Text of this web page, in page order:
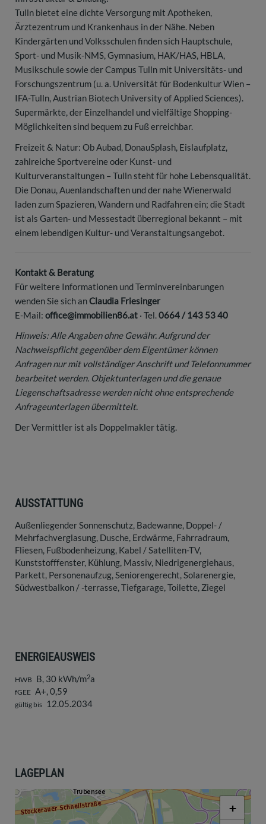
Tulln bietet eine dichte Versorgung mit Apotheken,
Ärztezentrum und Krankenhaus in der Nähe. Neben
Kindergärten und Volksschulen finden sich Hauptschule,
Sport- und Musik-NMS, Gymnasium, HAK/HAS, HBLA,
Musikschule sowie der Campus Tulln mit Universitäts- und
Forschungszentrum (u. a. Universität für Bodenkultur Wien –
IFA-Tulln, Austrian Biotech University of Applied Sciences).
Supermärkte, der Einzelhandel und vielfältige Shopping-
Möglichkeiten sind bequem zu Fuß erreichbar.
Freizeit & Natur: Ob Aubad, DonauSplash, Eislaufplatz,
zahlreiche Sportvereine oder Kunst- und
Kulturveranstaltungen – Tulln steht für hohe Lebensqualität.
Die Donau, Auenlandschaften und der nahe Wienerwald
laden zum Spazieren, Wandern und Radfahren ein; die Stadt
ist als Garten- und Messestadt überregional bekannt – mit
einem lebendigen Kultur- und Veranstaltungsangebot.
Kontakt & Beratung
Für weitere Informationen und Terminvereinbarungen
wenden Sie sich anClaudia Friesinger
E-Mail: office@immobilien86.at · Tel.0664 / 143 53 40
Hinweis: Alle Angaben ohne Gewähr. Aufgrund der
Nachweispflicht gegenüber dem Eigentümer können
Anfragen nur mit vollständiger Anschrift und Telefonnummer
bearbeitet werden. Objektunterlagen und die genaue
Liegenschaftsadresse werden nicht ohne entsprechende
Anfrageunterlagen übermittelt.
Der Vermittler ist als Doppelmakler tätig.
AUSSTATTUNG
Außenliegender Sonnenschutz Badewanne Doppel- /
Mehrfachverglasung Dusche Erdwärme Fahrradraum
Fliesen Fußbodenheizung Kabel / Satelliten-TV
Kunststofffenster Kühlung Massiv Niedrigenergiehaus
Parkett Personenaufzug Seniorengerecht Solarenergie
Südwestbalkon / -terrasse Tiefgarage Toilette Ziegel
ENERGIEAUSWEIS
HWB B, 30 kWh/m2a
fGEE A+, 0,59
gültig bis 12.05.2034
LAGEPLAN
+